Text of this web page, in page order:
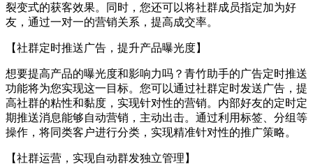
裂变式的获客效果。同时，您还可以将社群成员指定加为好
友，通过一对一的营销关系，提高成交率。
【社群定时推送广告，提升产品曝光度】
想要提高产品的曝光度和影响力吗？青竹助手的广告定时推送
功能将为您实现这一目标。您可以通过社群定时发送广告，提
高社群的粘性和黏度，实现针对性的营销。内部好友的定时定
期推送消息能够自动营销，主动出击。通过利用标签、分组等
操作，将同类客户进行分类，实现精准针对性的推广策略。
【社群运营，实现自动群发独立管理】